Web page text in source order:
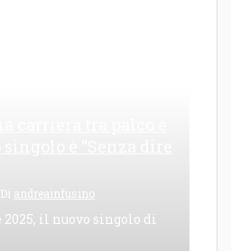
Di andreainfusino
2025, il nuovo singolo di